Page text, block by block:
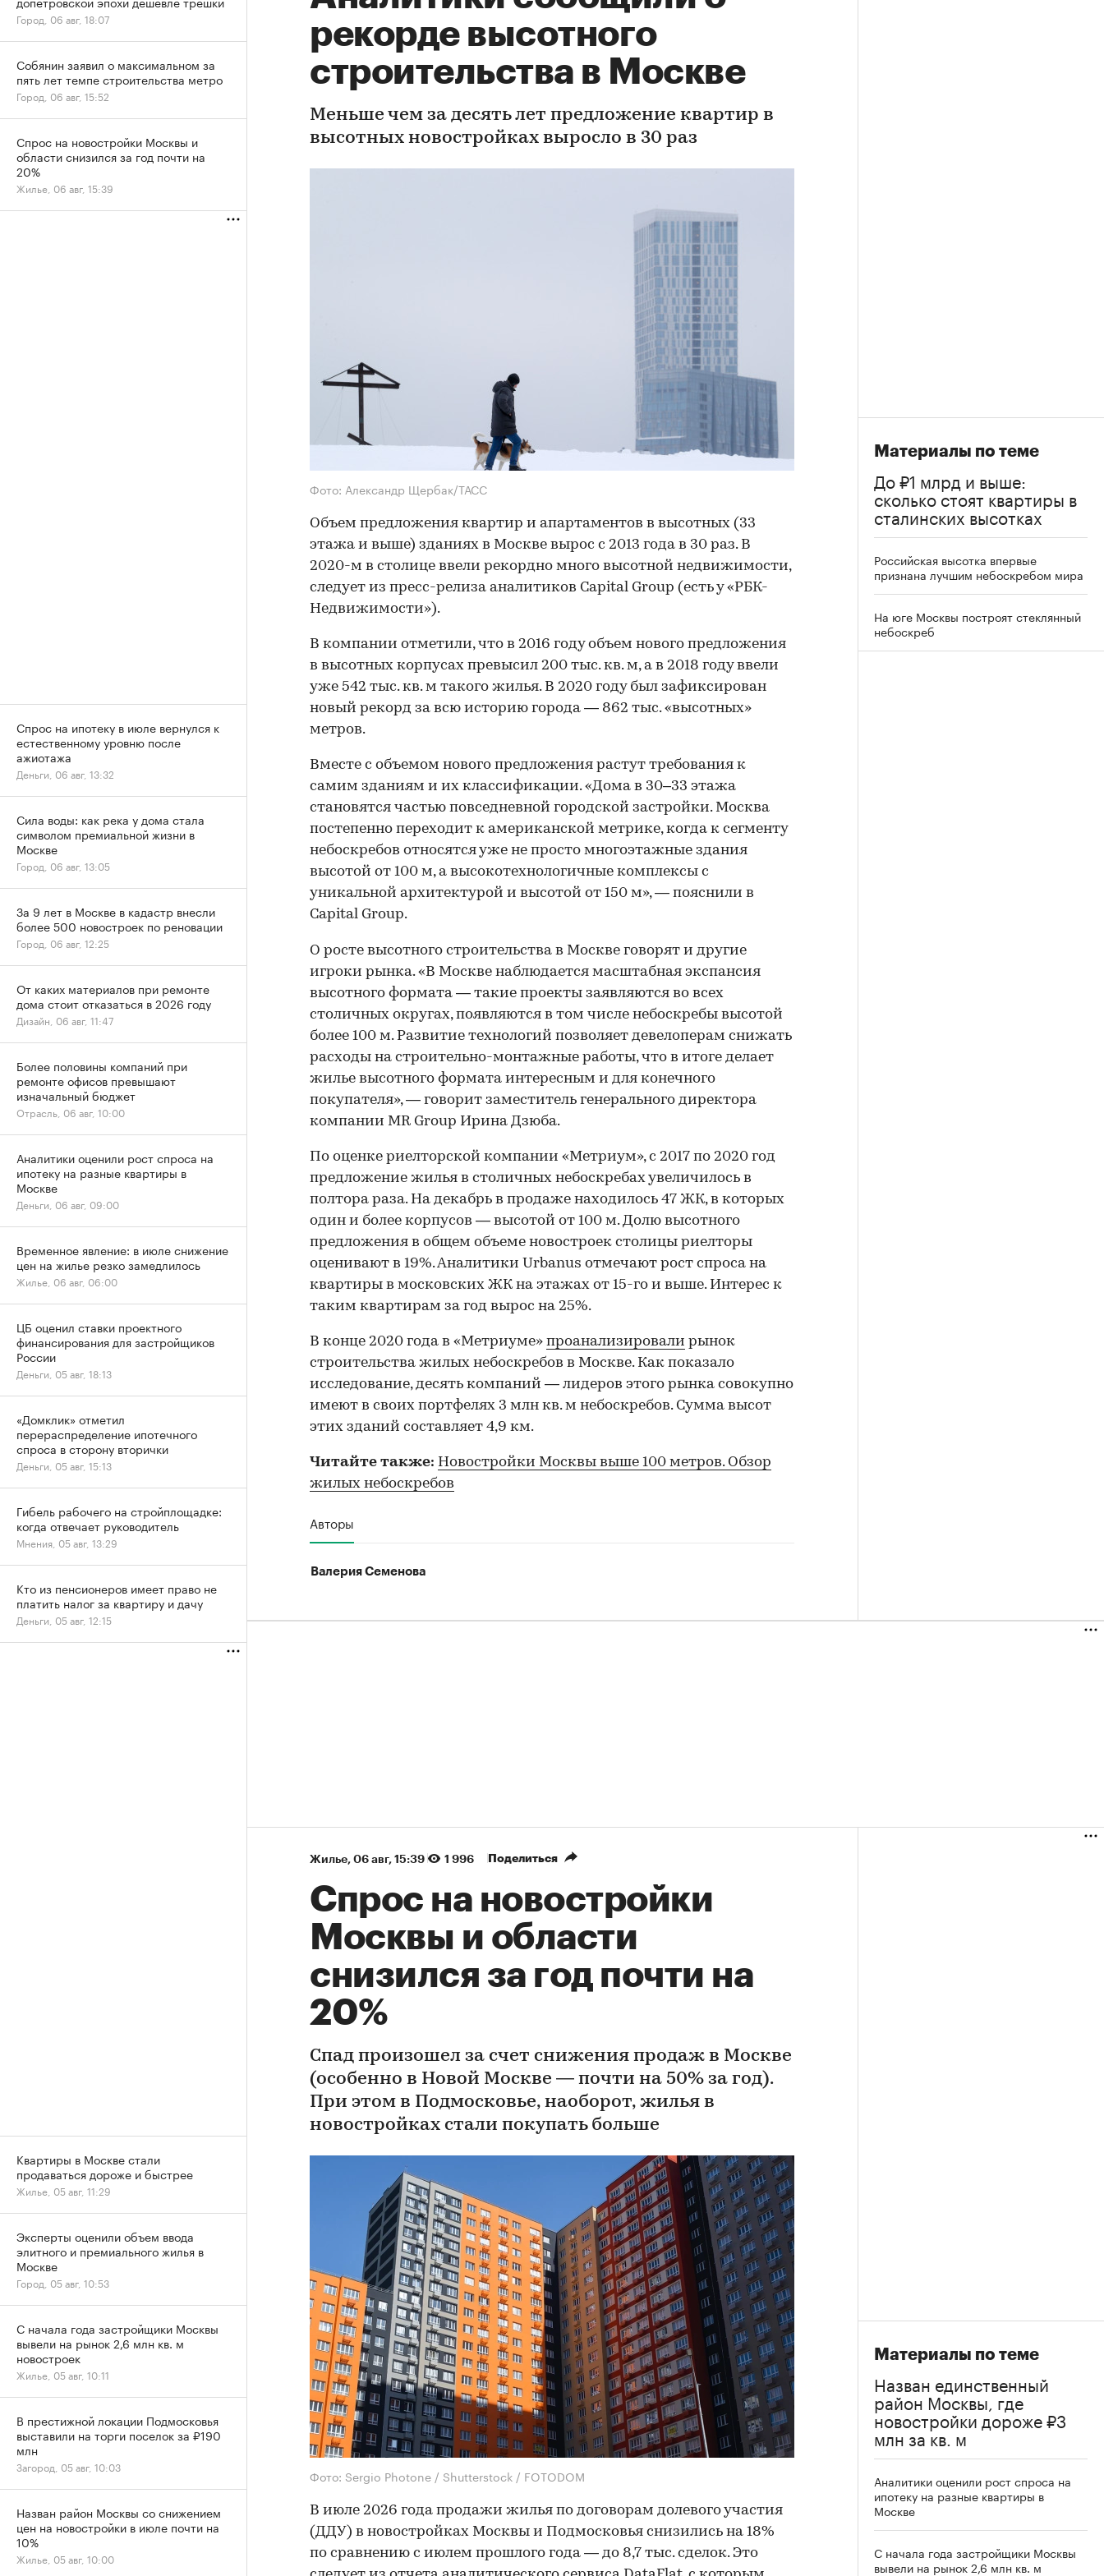
рекорде высотного
строительства в Москве
Меньше чем за десять лет предложение квартир в
высотных новостройках выросло в 30 раз
Фото: Александр Щербак/ТАСС
Объем предложения квартир и апартаментов в высотных (33
этажа и выше) зданиях в Москве вырос с 2013 года в 30 раз. В
2020-м в столице ввели рекордно много высотной недвижимости,
следует из пресс-релиза аналитиков Capital Group (есть у «РБК-
Недвижимости»).
В компании отметили, что в 2016 году объем нового предложения
в высотных корпусах превысил 200 тыс. кв. м, а в 2018 году ввели
уже 542 тыс. кв. м такого жилья. В 2020 году был зафиксирован
новый рекорд за всю историю города — 862 тыс. «высотных»
метров.
Вместе с объемом нового предложения растут требования к
самим зданиям и их классификации. «Дома в 30–33 этажа
становятся частью повседневной городской застройки. Москва
постепенно переходит к американской метрике, когда к сегменту
небоскребов относятся уже не просто многоэтажные здания
высотой от 100 м, а высокотехнологичные комплексы с
уникальной архитектурой и высотой от 150 м», — пояснили в
Capital Group.
00:00
О росте высотного строительства в Москве говорят и другие
игроки рынка. «В Москве наблюдается масштабная экспансия
высотного формата — такие проекты заявляются во всех
столичных округах, появляются в том числе небоскребы высотой
более 100 м. Развитие технологий позволяет девелоперам снижать
расходы на строительно-монтажные работы, что в итоге делает
жилье высотного формата интересным и для конечного
покупателя», — говорит заместитель генерального директора
компании MR Group Ирина Дзюба.
По оценке риелторской компании «Метриум», с 2017 по 2020 год
предложение жилья в столичных небоскребах увеличилось в
полтора раза. На декабрь в продаже находилось 47 ЖК, в которых
один и более корпусов — высотой от 100 м. Долю высотного
предложения в общем объеме новостроек столицы риелторы
оценивают в 19%. Аналитики Urbanus отмечают рост спроса на
квартиры в московских ЖК на этажах от 15-го и выше. Интерес к
таким квартирам за год вырос на 25%.
В конце 2020 года в «Метриуме» проанализировали рынок
строительства жилых небоскребов в Москве. Как показало
исследование, десять компаний — лидеров этого рынка совокупно
имеют в своих портфелях 3 млн кв. м небоскребов. Сумма высот
этих зданий составляет 4,9 км.
Читайте также: Новостройки Москвы выше 100 метров. Обзор
жилых небоскребов
Авторы
Валерия Семенова
Материалы по теме
До ₽1 млрд и выше:
сколько стоят квартиры в
сталинских высотках
Российская высотка впервые
признана лучшим небоскребом мира
На юге Москвы построят стеклянный
небоскреб
Жилье⁠, 06 авг, 15:39 1 996 Поделиться
Спрос на новостройки
Москвы и области
снизился за год почти на
20%
Спад произошел за счет снижения продаж в Москве
(особенно в Новой Москве — почти на 50% за год).
При этом в Подмосковье, наоборот, жилья в
новостройках стали покупать больше
Фото: Sergio Photone / Shutterstock / FOTODOM
В июле 2026 года продажи жилья по договорам долевого участия
(ДДУ) в новостройках Москвы и Подмосковья снизились на 18%
по сравнению с июлем прошлого года — до 8,7 тыс. сделок. Это
Материалы по теме
Назван единственный
район Москвы, где
новостройки дороже ₽3
млн за кв. м
Аналитики оценили рост спроса на
ипотеку на разные квартиры в
Москве
С начала года застройщики Москвы
вывели на рынок 2,6 млн кв. м
Город, 06 авг, 18:07
Собянин заявил о максимальном за
пять лет темпе строительства метро
Город, 06 авг, 15:52
Спрос на новостройки Москвы и
области снизился за год почти на
20%
Жилье, 06 авг, 15:39
Спрос на ипотеку в июле вернулся к
естественному уровню после
ажиотажа
Деньги, 06 авг, 13:32
Сила воды: как река у дома стала
символом премиальной жизни в
Москве
Город, 06 авг, 13:05
За 9 лет в Москве в кадастр внесли
более 500 новостроек по реновации
Город, 06 авг, 12:25
От каких материалов при ремонте
дома стоит отказаться в 2026 году
Дизайн, 06 авг, 11:47
Более половины компаний при
ремонте офисов превышают
изначальный бюджет
Отрасль, 06 авг, 10:00
Аналитики оценили рост спроса на
ипотеку на разные квартиры в
Москве
Деньги, 06 авг, 09:00
Временное явление: в июле снижение
цен на жилье резко замедлилось
Жилье, 06 авг, 06:00
ЦБ оценил ставки проектного
финансирования для застройщиков
России
Деньги, 05 авг, 18:13
«Домклик» отметил
перераспределение ипотечного
спроса в сторону вторички
Деньги, 05 авг, 15:13
Гибель рабочего на стройплощадке:
когда отвечает руководитель
Мнения, 05 авг, 13:29
Кто из пенсионеров имеет право не
платить налог за квартиру и дачу
Деньги, 05 авг, 12:15
Квартиры в Москве стали
продаваться дороже и быстрее
Жилье, 05 авг, 11:29
Эксперты оценили объем ввода
элитного и премиального жилья в
Москве
Город, 05 авг, 10:53
С начала года застройщики Москвы
вывели на рынок 2,6 млн кв. м
новостроек
Жилье, 05 авг, 10:11
В престижной локации Подмосковья
выставили на торги поселок за ₽190
млн
Загород, 05 авг, 10:03
Назван район Москвы со снижением
цен на новостройки в июле почти на
10%
Жилье, 05 авг, 10:00